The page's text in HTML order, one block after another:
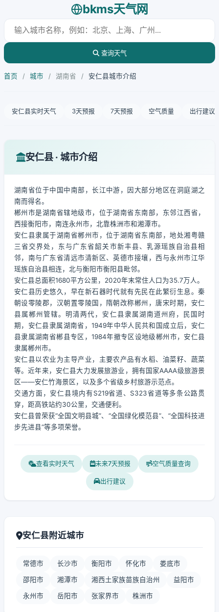
bkms天气网
查询天气
首页 / 城市 / 湖南省 / 安仁县城市介绍
安仁县实时天气 3天预报 7天预报 空气质量 出行建议
安仁县 · 城市介绍
湖南省位于中国中南部，长江中游，因大部分地区在洞庭湖之
南而得名。
郴州市是湖南省辖地级市，位于湖南省东南部，东邻江西省，
西接衡阳市，南连永州市，北靠株洲市和湘潭市。
安仁县隶属于湖南省郴州市，位于湖南省东南部，地处湘粤赣
三省交界处，东与广东省韶关市新丰县、乳源瑶族自治县相
邻，南与广东省清远市清新区、英德市接壤，西与永州市江华
瑶族自治县相连，北与衡阳市衡阳县毗邻。
安仁县总面积1680平方公里，2020年末常住人口为35.7万人。
安仁县历史悠久，早在新石器时代就有先民在此繁衍生息。秦
朝设零陵郡，汉朝置零陵国，隋朝改称郴州，唐宋时期，安仁
县属郴州管辖。明清两代，安仁县隶属湖南道州府，民国时
期，安仁县隶属湖南省，1949年中华人民共和国成立后，安仁
县隶属湖南省郴县专区，1984年撤专区设地级郴州市，安仁县
隶属郴州市。
安仁县以农业为主导产业，主要农产品有水稻、油菜籽、蔬菜
等。近年来，安仁县大力发展旅游业，拥有国家AAAA级旅游景
区——安仁竹海景区，以及多个省级乡村旅游示范点。
交通方面，安仁县境内有S219省道、S323省道等多条公路贯
穿，距高铁站约30公里，交通便利。
安仁县曾荣获“全国文明县城”、“全国绿化模范县”、“全国科技进
步先进县”等多项荣誉。
查看实时天气 未来7天预报 空气质量查询
出行建议
安仁县附近城市
常德市 长沙市 衡阳市 怀化市 娄底市
邵阳市 湘潭市 湘西土家族苗族自治州 益阳市
永州市 岳阳市 张家界市 株洲市